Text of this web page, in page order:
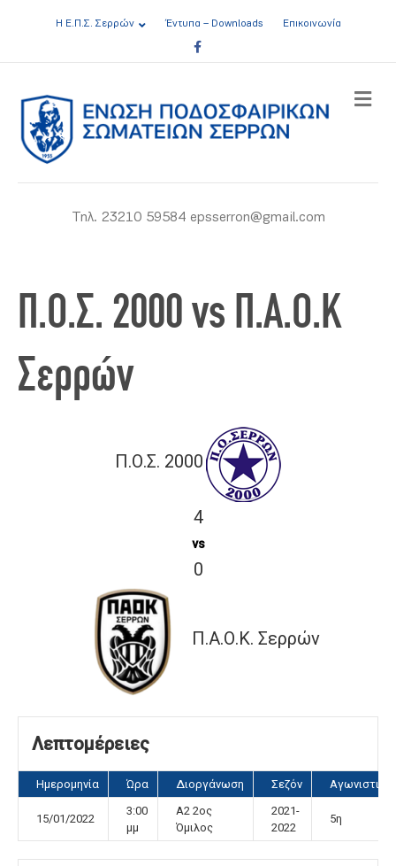
Η Ε.Π.Σ. Σερρών Έντυπα – Downloads
Επικοινωνία
Facebook
Τηλ. 23210 59584 epsserron@gmail.com
Π.Ο.Σ. 2000 vs Π.Α.Ο.Κ
Σερρών
Π.Ο.Σ. 2000
4
vs
0
Π.Α.Ο.Κ. Σερρών
Λεπτομέρειες
Ημερομηνία Ώρα Διοργάνωση Σεζόν Αγωνιστική
15/01/2022
3:00
μμ
Α2 2ος
Όμιλος
2021-
2022
5η